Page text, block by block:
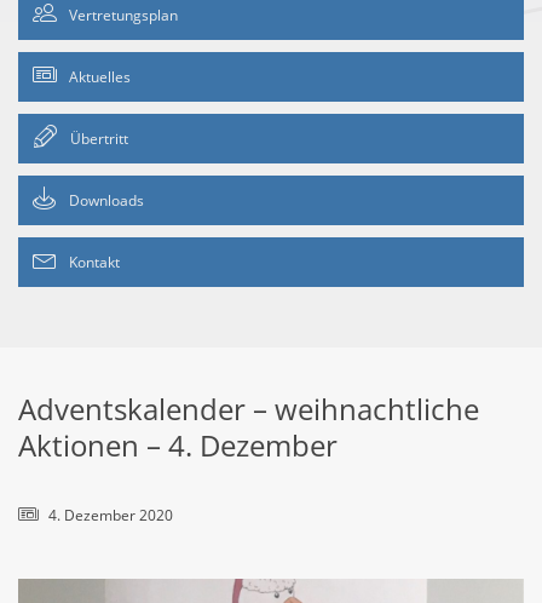
Vertretungsplan
Aktuelles
Übertritt
Downloads
Kontakt
Adventskalender – weihnachtliche
Aktionen – 4. Dezember
4. Dezember 2020